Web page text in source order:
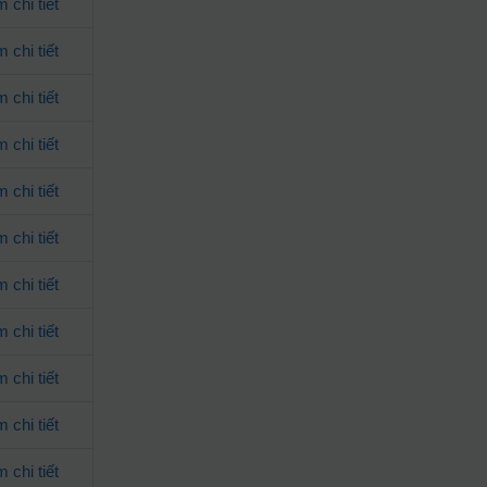
chi tiết
chi tiết
chi tiết
chi tiết
chi tiết
chi tiết
chi tiết
chi tiết
chi tiết
chi tiết
chi tiết